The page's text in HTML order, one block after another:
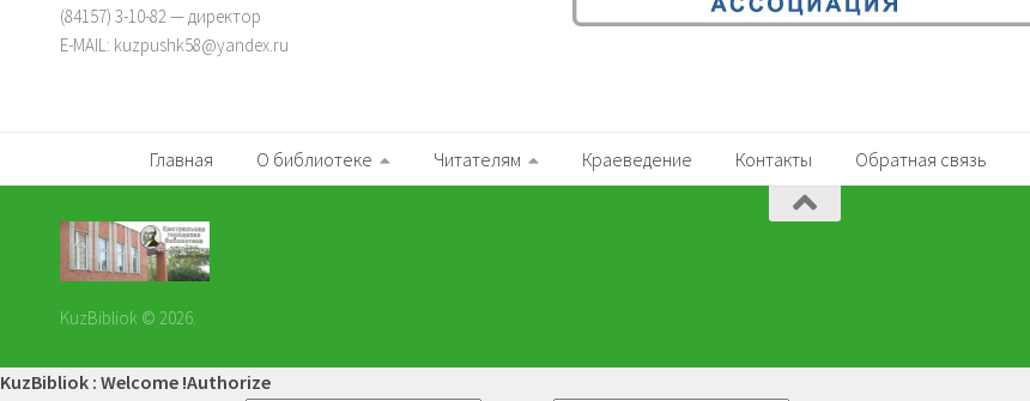
(84157) 3-10-82 — директор
E-MAIL: kuzpushk58@yandex.ru
Главная О библиотеке Читателям Краеведение Контакты Обратная связь
KuzBibliok © 2026.
KuzBibliok : Welcome !Authorize